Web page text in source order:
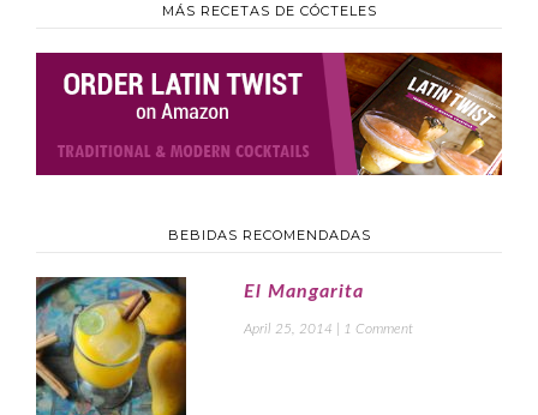
MÁS RECETAS DE CÓCTELES
BEBIDAS RECOMENDADAS
El Mangarita
April 25, 2014 1 Comment